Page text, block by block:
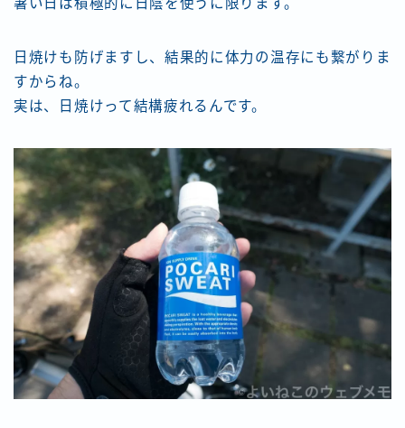
暑い日は積極的に日陰を使うに限ります。
日焼けも防げますし、結果的に体力の温存にも繋がりま
すからね。
実は、日焼けって結構疲れるんです。